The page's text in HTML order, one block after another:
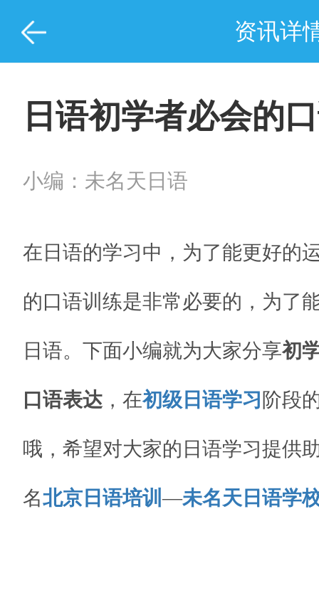
资讯详
日语初学者必会的
小编：未名天日语
在日语的学习中，为了能更好的
的口语训练是非常必要的，为了
日语。下面小编就为大家分享初
口语表达，在初级日语学习 阶段
哦，希望对大家的日语学习提供
名北京日语培训—未名天日语学